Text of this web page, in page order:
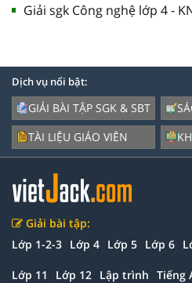
Giải sgk Công nghệ lớp 4 -
Dịch vụ nổi bật:
GIẢI BÀI TẬP SGK & SBT
TÀI LIỆU GIÁO VIÊN
Giải bài tập:
Lớp 1-2-3 Lớp 4 Lớp 5 Lớp 6
Lớp 11 Lớp 12 Lập trình Tiếng